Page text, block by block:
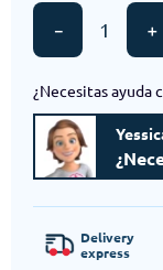
＋
－
¿Necesitas ayuda
Delivery
express